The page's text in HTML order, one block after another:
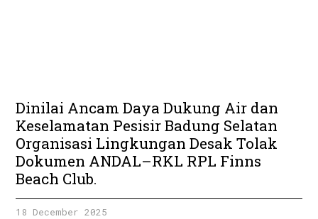
Dinilai Ancam Daya Dukung Air dan
Keselamatan Pesisir Badung Selatan
Organisasi Lingkungan Desak Tolak
Dokumen ANDAL–RKL RPL Finns
Beach Club.
18 December 2025